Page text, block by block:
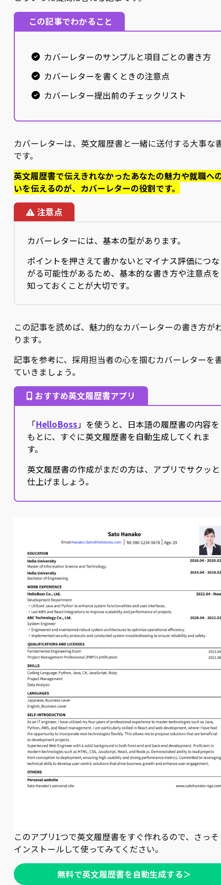
この記事でわかること
カバーレターのサンプルと項目ごとの書き方
カバーレターを書くときの注意点
カバーレター提出前のチェックリスト
カバーレターは、英文履歴書と一緒に送付する大事な
です。
英文履歴書で伝えきれなかったあなたの魅力や就職へ
いを伝えるのが、カバーレターの役割です。
注意点
カバーレターには、基本の型があります。
ポイントを押さえて書かないとマイナス評価につな
がる可能性があるため、基本的な書き方や注意点を
知っておくことが大切です。
この記事を読めば、魅力的なカバーレターの書き方が
ります。
記事を参考に、採用担当者の心を掴むカバーレターを
ていきましょう。
おすすめ英文履歴書アプリ
「HelloBoss」を使うと、日本語の履歴書の内容を
もとに、すぐに英文履歴書を自動生成してくれま
す。
英文履歴書の作成がまだの方は、アプリでサクッと
仕上げましょう。
このアプリ1つで英文履歴書をすぐ作れるので、さっ
インストールして使ってみてください。
無料で英文履歴書を自動生成する＞